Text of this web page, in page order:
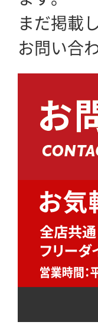
まだ掲載
お問い合